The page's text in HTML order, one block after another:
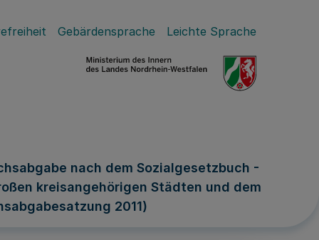
Gebärdensprache Leichte Sprache
nach dem Sozialgesetzbuch -
kreisangehörigen Städten und dem
2011)